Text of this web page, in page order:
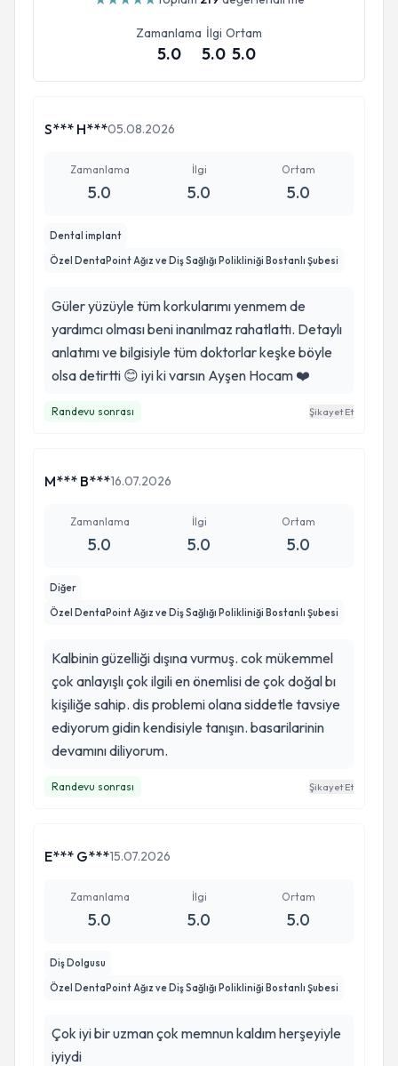
Zamanlama
5.0
İlgi
5.0
Ortam
5.0
S*** H***05.08.2026
Zamanlama
5.0
İlgi
5.0
Ortam
5.0
Dental implant
Özel DentaPoint Ağız ve Diş Sağlığı Polikliniği Bostanlı Şubesi
Güler yüzüyle tüm korkularımı yenmem de
yardımcı olması beni inanılmaz rahatlattı. Detaylı
anlatımı ve bilgisiyle tüm doktorlar keşke böyle
olsa detirtti 😊 iyi ki varsın Ayşen Hocam ❤️
Randevu sonrası Şikayet Et
M*** B***16.07.2026
Zamanlama
5.0
İlgi
5.0
Ortam
5.0
Diğer
Özel DentaPoint Ağız ve Diş Sağlığı Polikliniği Bostanlı Şubesi
Kalbinin güzelliği dışına vurmuş. cok mükemmel
çok anlayışlı çok ilgili en önemlisi de çok doğal bı
kişiliğe sahip. dis problemi olana siddetle tavsiye
ediyorum gidin kendisiyle tanışın. basarilarinin
devamını diliyorum.
Randevu sonrası Şikayet Et
E*** G***15.07.2026
Zamanlama
5.0
İlgi
5.0
Ortam
5.0
Diş Dolgusu
Özel DentaPoint Ağız ve Diş Sağlığı Polikliniği Bostanlı Şubesi
Çok iyi bir uzman çok memnun kaldım herşeyiyle
iyiydi